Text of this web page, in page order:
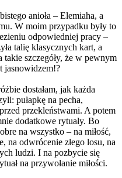
anioła – Elemiaha, a
W moim przypadku były to
odpowiedniej pracy –
talię klasycznych kart, a
takie szczegóły, że w pewnym
jasnowidzem!?
dostałam, jak każda
pułapkę na pecha,
przekleństwami. A potem
dodatkowe rytuały. Bo
na wszystko – na miłość,
na odwrócenie złego losu, na
ludzi. I na pozbycie się
na przywołanie miłości.